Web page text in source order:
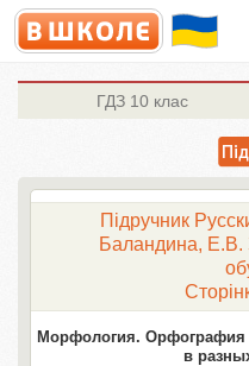
ГДЗ 10 клас
Підручник
Баландина, Е.В.
Морфология. Орфография
в